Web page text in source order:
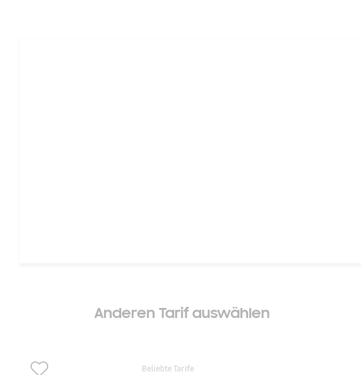
Anderen Tarif auswählen
Beliebte Tarife